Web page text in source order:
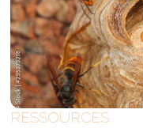
RESSOURCES